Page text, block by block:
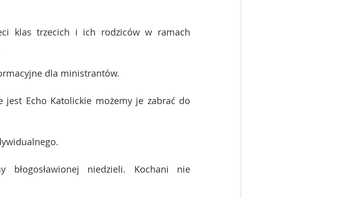
klas trzecich i ich rodziców w ramach
dla ministrantów.
jest Echo Katolickie możemy je zabrać do
błogosławionej niedzieli. Kochani nie